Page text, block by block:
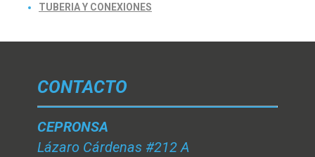
TUBERIA Y CONEXIONES
CONTACTO
CEPRONSA
Lázaro Cárdenas #212 A